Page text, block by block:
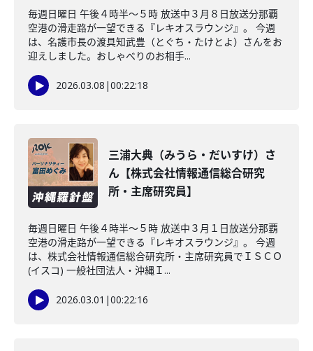
毎週日曜日 午後４時半～５時 放送中３月８日放送分那覇
空港の滑走路が一望できる『レキオスラウンジ』。 今週
は、名護市長の渡具知武豊（とぐち・たけとよ）さんをお
迎えしました。おしゃべりのお相手...
2026.03.08 |00:22:18
三浦大典（みうら・だいすけ）さ
ん【株式会社情報通信総合研究
所・主席研究員】
毎週日曜日 午後４時半～５時 放送中３月１日放送分那覇
空港の滑走路が一望できる『レキオスラウンジ』。 今週
は、株式会社情報通信総合研究所・主席研究員でＩＳＣＯ
(イスコ) 一般社団法人・沖縄Ｉ...
2026.03.01 |00:22:16